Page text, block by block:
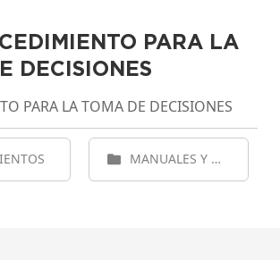
PARA LA
DECISIONES
PARA LA TOMA DE DECISIONES
MANUALES Y PROCEDIMIENTOS DE LA ENTIDAD